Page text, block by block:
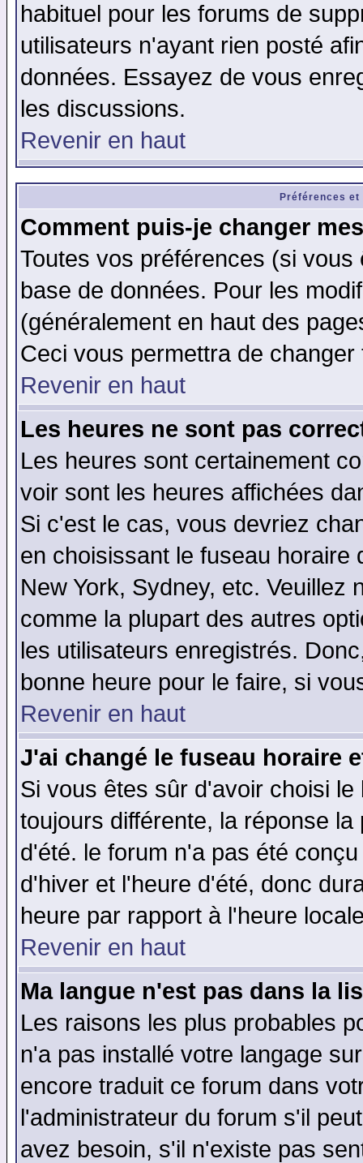
habituel pour les forums de
utilisateurs n'ayant rien posté
données. Essayez de vous
les discussions.
Revenir en haut
Préférences
Comment puis-je changer
Toutes vos préférences (si
base de données. Pour les
(généralement en haut des
Ceci vous permettra de
Revenir en haut
Les heures ne sont pas
Les heures sont certainement
voir sont les heures affichées
Si c'est le cas, vous devriez
en choisissant le fuseau
New York, Sydney, etc. Veuillez
comme la plupart des autres
les utilisateurs enregistrés.
bonne heure pour le faire, si
Revenir en haut
J'ai changé le fuseau horaire
Si vous êtes sûr d'avoir choisi
toujours différente, la réponse
d'été. le forum n'a pas été
d'hiver et l'heure d'été, donc
heure par rapport à l'heure
Revenir en haut
Ma langue n'est pas dans la
Les raisons les plus probables
n'a pas installé votre langage
encore traduit ce forum dans
l'administrateur du forum s'il
avez besoin, s'il n'existe pas